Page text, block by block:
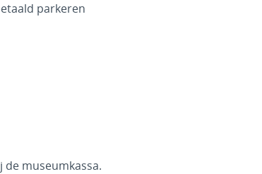
parkeren
museumkassa.